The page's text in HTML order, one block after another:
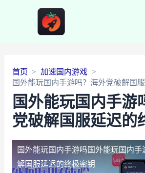
首页
加速国内游戏
国外能玩国内手游吗？海外党破解国
国外能玩国内手游
党破解国服延迟的
国外能玩国内手游吗国外能玩国内
解国服延迟的终极密钥